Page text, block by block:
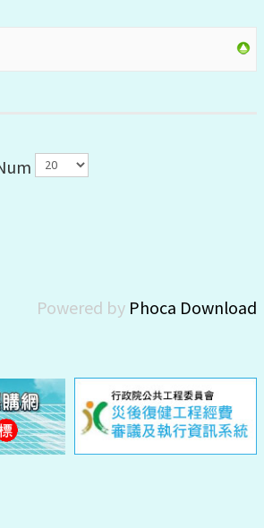
Powered by Phoca Download